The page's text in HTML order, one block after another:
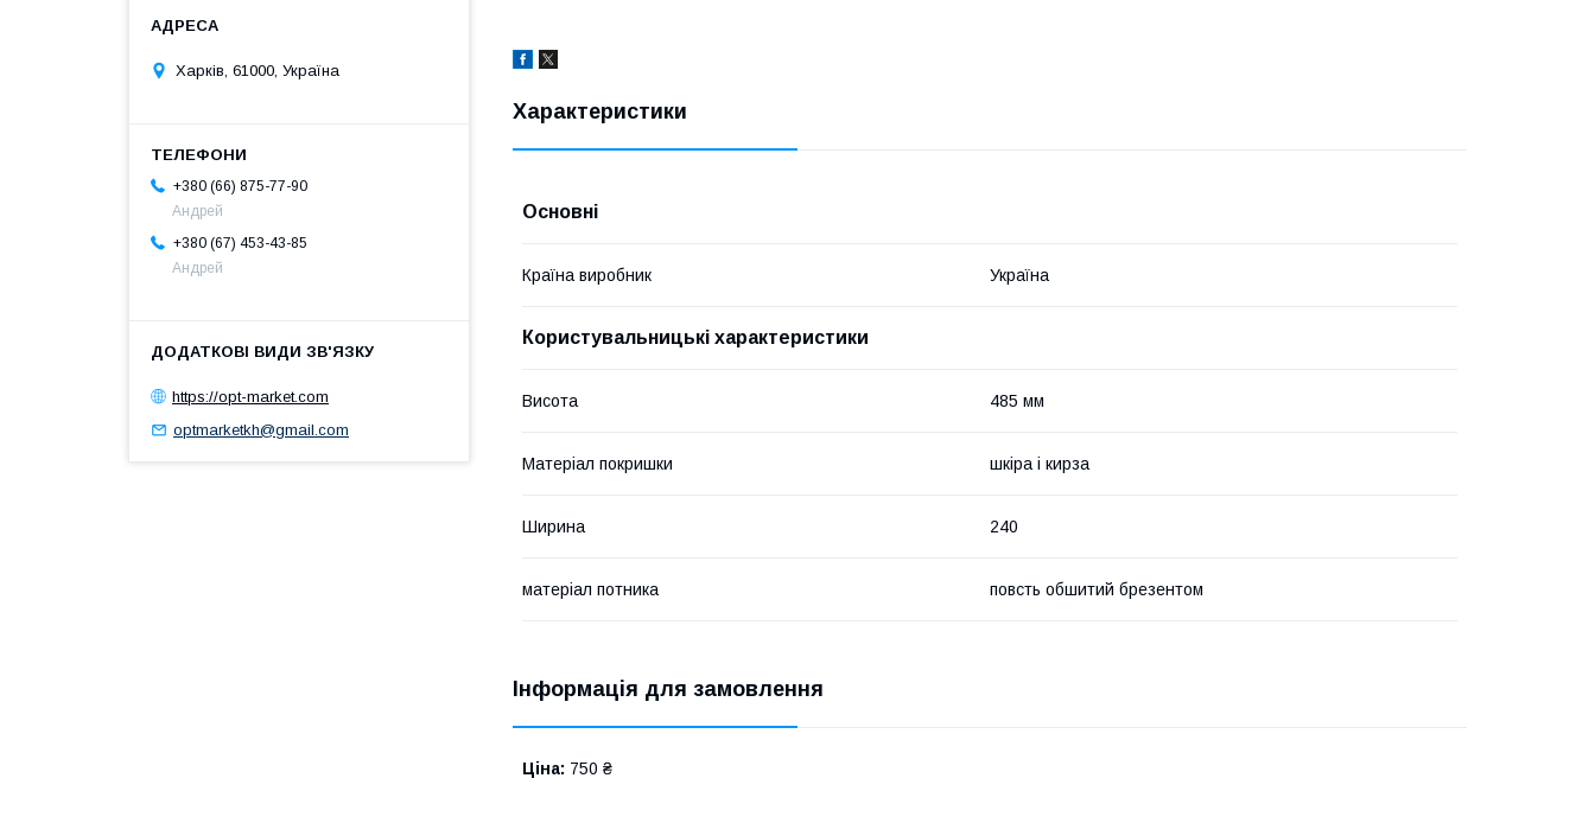
Характеристики
Основні
Країна виробник Україна
Користувальницькі характеристики
Висота 485 мм
Матеріал покришки шкіра і кирза
Ширина 240
матеріал потника повсть обшитий брезентом
Інформація для замовлення
Ціна: 750 ₴
Харків, 61000, Україна
+380 (66) 875-77-90
Андрей
+380 (67) 453-43-85
Андрей
https://opt-market.com
optmarketkh@gmail.com